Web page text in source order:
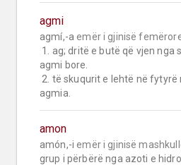
agmi
agmí,-a emër i gjinisë
agmi bore.
agmia.
amon
amón,-i emër i gjinisë
grup i përbërë nga azoti e